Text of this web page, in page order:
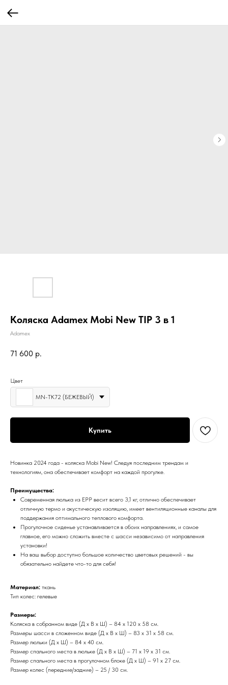
Коляска Adamex Mobi New TIP 3 в 1
Adamex
71 600 р.
Цвет
MN-TK72 (БЕЖЕВЫЙ)
Купить
Новинка 2024 года - коляска Mobi New! Следуя последним трендам и
технологиям, она обеспечивает комфорт на каждой прогулке.
Преимущества:
Современная люлька из EPP весит всего 3,1 кг, отлично обеспечивает
отличную термо и акустическую изоляцию, имеет вентиляционные каналы для
поддержания оптимального теплового комфорта.
Прогулочное сиденье устанавливается в обоих направлениях, и самое
главное, его можно сложить вместе с шасси независимо от направления
установки!
На ваш выбор доступно большое количество цветовых решений - вы
обязательно найдете что-то для себя!
Материал: ткань
Тип колес: гелевые
Размеры:
Коляска в собранном виде (Д х В х Ш) – 84 х 120 х 58 см.
Размеры шасси в сложенном виде (Д х В х Ш) – 83 х 31 х 58 см.
Размер люльки (Д х Ш) – 84 х 40 см.
Размер спального места в люльке (Д х В х Ш) – 71 х 19 х 31 см.
Размер спального места в прогулочном блоке (Д х Ш) – 91 х 27 см.
Размер колес (передние/задние) – 25 / 30 см.